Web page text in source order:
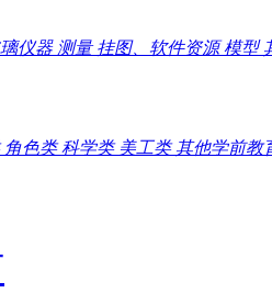
仪器 测量挂图、软件资源模型
角色类科学类美工类其他学前教